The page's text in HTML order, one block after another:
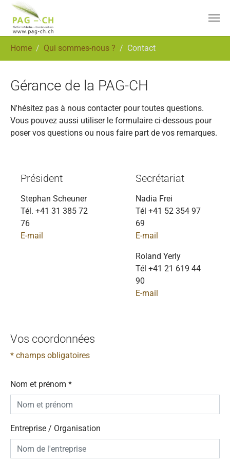
Home Qui sommes-nous ? Contact
Gérance de la PAG-CH
N'hésitez pas à nous contacter pour toutes questions.
Vous pouvez aussi utiliser le formulaire ci-dessous pour
poser vos questions ou nous faire part de vos remarques.
Président
Stephan Scheuner
Tél. +41 31 385 72
76
E-mail
Secrétariat
Nadia Frei
Tél +41 52 354 97
69
E-mail
Roland Yerly
Tél +41 21 619 44
90
E-mail
Vos coordonnées
* champs obligatoires
Nom et prénom *
Entreprise / Organisation